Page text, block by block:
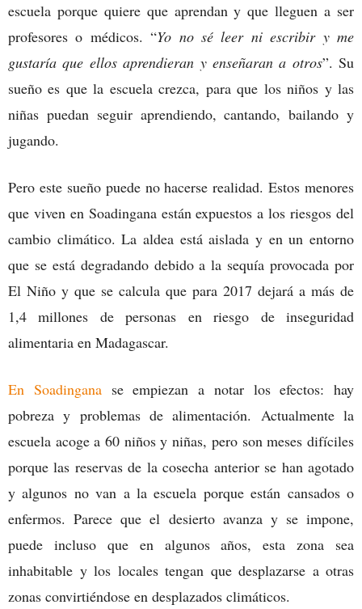
escuela porque quiere que aprendan y que lleguen a ser
profesores o médicos. “Yo no sé leer ni escribir y me
gustaría que ellos aprendieran y enseñaran a otros”. Su
sueño es que la escuela crezca, para que los niños y las
niñas puedan seguir aprendiendo, cantando, bailando y
jugando.
Pero este sueño puede no hacerse realidad. Estos menores
que viven en Soadingana están expuestos a los riesgos del
cambio climático. La aldea está aislada y en un entorno
que se está degradando debido a la sequía provocada por
El Niño y que se calcula que para 2017 dejará a más de
1,4 millones de personas en riesgo de inseguridad
alimentaria en Madagascar.
En Soadinganase empiezan a notar los efectos: hay
pobreza y problemas de alimentación. Actualmente la
escuela acoge a 60 niños y niñas, pero son meses difíciles
porque las reservas de la cosecha anterior se han agotado
y algunos no van a la escuela porque están cansados o
enfermos. Parece que el desierto avanza y se impone,
puede incluso que en algunos años, esta zona sea
inhabitable y los locales tengan que desplazarse a otras
zonas convirtiéndose en desplazados climáticos.